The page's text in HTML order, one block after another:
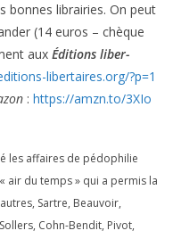
bonnes librai­ries. On peut
(14 euros – chèque
aux Éditions liber­
liber​taires​.org/​?​p​=​1
: https://​amzn​.to/​3​X​I​o​
les affaires de pédo­phi­lie
air du temps » qui a per­mis la
Sartre, Beauvoir,
Cohn-Bendit, Pivot,